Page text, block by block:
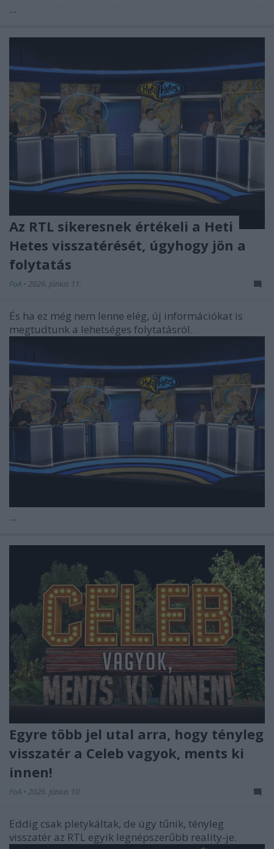
...
Az RTL sikeresnek értékeli a Heti
Hetes visszatérését, úgyhogy jön a
folytatás
FoA • 2026. június 11.
És ha ez még nem lenne elég, új információkat is
megtudtunk a lehetséges folytatásról.
...
Egyre több jel utal arra, hogy tényleg
visszatér a Celeb vagyok, ments ki
innen!
FoA • 2026. június 10.
Eddig csak pletykáltak, de úgy tűnik, tényleg
visszatér az RTL egyik legnépszerűbb reality-je.